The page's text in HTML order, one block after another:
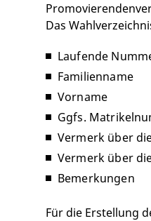
Das
Laufende
Familienname
Vorname
Ggfs.
Vermerk über
Vermerk über
Bemerkungen
Für die Erstellung